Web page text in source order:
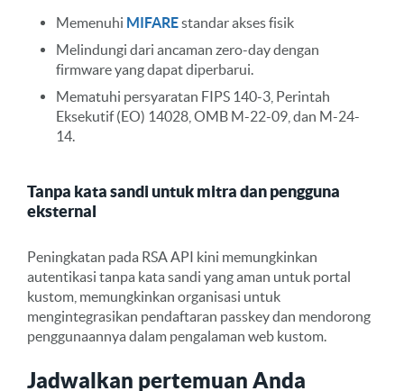
Memenuhi MIFAREstandar akses fisik
Melindungi dari ancaman zero-day dengan
firmware yang dapat diperbarui.
Mematuhi persyaratan FIPS 140-3, Perintah
Eksekutif (EO) 14028, OMB M-22-09, dan M-24-
14.
Tanpa kata sandi untuk mitra dan pengguna
eksternal
Peningkatan pada RSA API kini memungkinkan
autentikasi tanpa kata sandi yang aman untuk portal
kustom, memungkinkan organisasi untuk
mengintegrasikan pendaftaran passkey dan mendorong
penggunaannya dalam pengalaman web kustom.
Jadwalkan pertemuan Anda